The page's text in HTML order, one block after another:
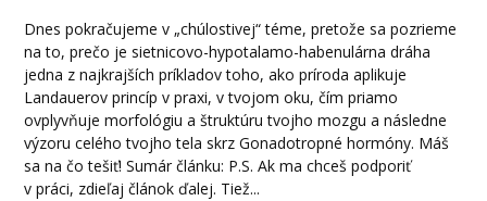
Dnes pokračujeme v „chúlostivej“ téme, pretože sa pozrieme
na to, prečo je sietnicovo-hypotalamo-habenulárna dráha
jedna z najkrajších príkladov toho, ako príroda aplikuje
Landauerov princíp v praxi, v tvojom oku, čím priamo
ovplyvňuje morfológiu a štruktúru tvojho mozgu a následne
výzoru celého tvojho tela skrz Gonadotropné hormóny. Máš
sa na čo tešiť! Sumár článku: P.S. Ak ma chceš podporiť
v práci, zdieľaj článok ďalej. Tiež...